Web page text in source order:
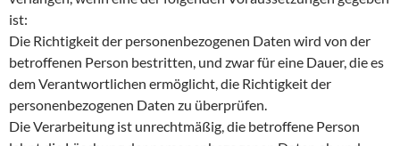
ist:
Die Richtigkeit der personenbezogenen Daten wird von der
betroffenen Person bestritten, und zwar für eine Dauer, die es
dem Verantwortlichen ermöglicht, die Richtigkeit der
personenbezogenen Daten zu überprüfen.
Die Verarbeitung ist unrechtmäßig, die betroffene Person